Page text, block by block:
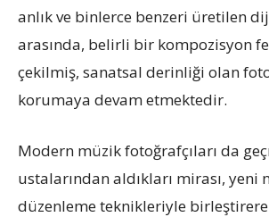
anlık ve binlerce benzeri üretilen
arasında, belirli bir kompozisyon
çekilmiş, sanatsal derinliği olan
korumaya devam etmektedir.
Modern müzik fotoğrafçıları da
ustalarından aldıkları mirası, yeni
düzenleme teknikleriyle